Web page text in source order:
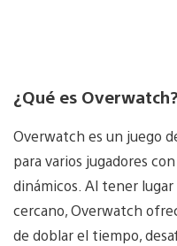
¿Qué es Overwatch?
Overwatch es un juego
para varios jugadores
dinámicos. Al tener
cercano, Overwatch
de doblar el tiempo,